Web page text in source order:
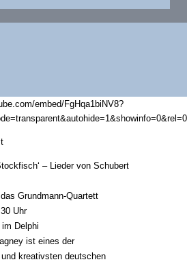
embed/FgHqa1biNV8?
– Lieder von Schubert
Grundmann-Quartett
Uhr
Delphi
ist eines der
kreativsten deutschen